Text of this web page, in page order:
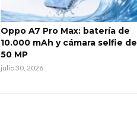
Oppo A7 Pro Max: batería de
10.000 mAh y cámara selfie de
50 MP
julio 30, 2026